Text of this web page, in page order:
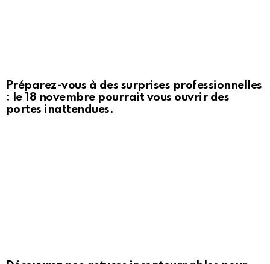
Préparez-vous à des surprises professionnelles
: le 18 novembre pourrait vous ouvrir des
portes inattendues.